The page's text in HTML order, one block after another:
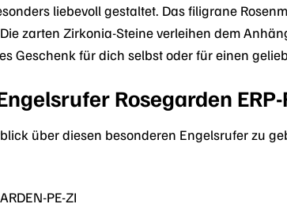
liebevoll gestaltet. Das filigrane
zarten Zirkonia-Steine verleihen dem
Geschenk für dich selbst oder für einen
Rosegarden ERP-
über diesen besonderen Engelsrufer zu
PE-ZI